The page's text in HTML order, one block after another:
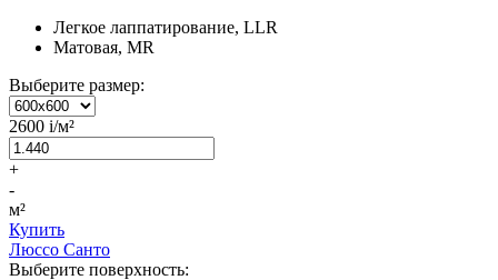
Легкое лаппатирование, LLR
Матовая, MR
Выберите размер:
2600 i/м²
+
-
м²
Купить
Люссо Санто
Выберите поверхность: